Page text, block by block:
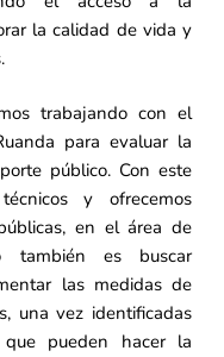
la calidad de vida y
trabajando con el
para evaluar la
público. Con este
y ofrecemos
en el área de
también es buscar
las medidas de
una vez identificadas
pueden hacer la